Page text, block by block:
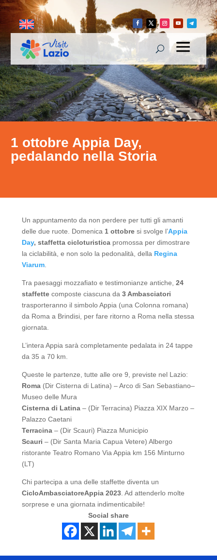
1 ottobre Appia Day,
pedalando nella Storia
Un appuntamento da non perdere per tutti gli amanti
delle due ruote. Domenica 1 ottobresi svolge l’Appia
Day, staffetta cicloturisticapromossa per dimostrare
la ciclabilità, e non solo la pedonalità, della Regina
Viarum.
Tra paesaggi mozzafiato e testimonianze antiche, 24
staffettecomposte ciascuna da 3 Ambasciatori
trasporteranno il simbolo Appia (una Colonna romana)
da Roma a Brindisi, per fare ritorno a Roma nella stessa
giornata.
L’intera Appia sarà completamente pedalata in 24 tappe
da 35 a 70 km.
Queste le partenze, tutte alle ore 9, previste nel Lazio:
Roma(Dir Cisterna di Latina) – Arco di San Sebastiano–
Museo delle Mura
Cisterna di Latina– (Dir Terracina) Piazza XIX Marzo –
Palazzo Caetani
Terracina– (Dir Scauri) Piazza Municipio
Scauri – (Dir Santa Maria Capua Vetere) Albergo
ristorante Teatro Romano Via Appia km 156 Minturno
(LT)
Chi partecipa a una delle staffette diventa un
CicloAmbasciatoreAppia 2023. Ad attenderlo molte
sorprese e una giornata indimenticabile!
Social share